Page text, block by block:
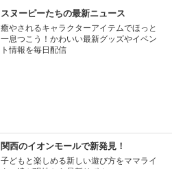
スヌーピーたちの最新ニュース
癒やされるキャラクターアイテムでほっと
一息つこう！かわいい最新グッズやイベン
ト情報を毎日配信
関西のイオンモールで新発見！
子どもと楽しめる新しい遊び方をママライ